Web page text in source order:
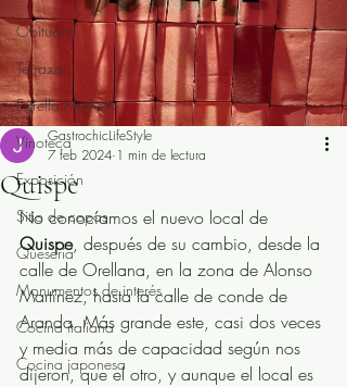
Obituario
Terraza
Estrella Michelín
Vinoteca
Exposición
Sitio de copas
Quesería
Monumentos de interés
Cocina italiana
Cocina japonesa
Quispe
GastrochicLifeStyle
7 feb 2024 1 min de lectura
No conocíamos el nuevo local de
Quispe, después de su cambio, desde la
calle de Orellana, en la zona de Alonso
Martínez, hasta la calle de conde de
Aranda. Más grande este, casi dos veces
y media más de capacidad según nos
dijeron, que el otro, y aunque el local es